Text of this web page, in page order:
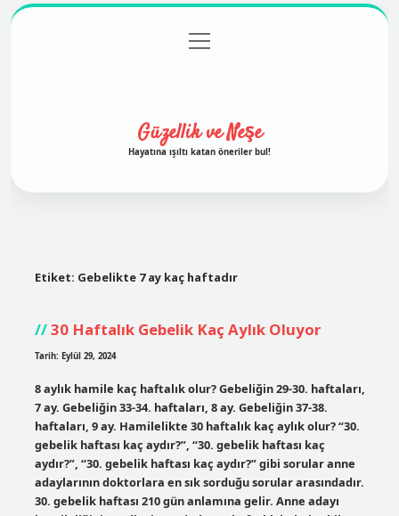
Gizlilik Politikası
menüyü
aç
Güzellik ve Neşe
Hayatına ışıltı katan öneriler bul!
Etiket: Gebelikte 7 ay kaç haftadır
30 Haftalık Gebelik Kaç Aylık Oluyor
Tarih: Eylül 29, 2024
8 aylık hamile kaç haftalık olur? Gebeliğin 29-30. haftaları,
7 ay. Gebeliğin 33-34. haftaları, 8 ay. Gebeliğin 37-38.
haftaları, 9 ay. Hamilelikte 30 haftalık kaç aylık olur? “30.
gebelik haftası kaç aydır?”, “30. gebelik haftası kaç
aydır?”, “30. gebelik haftası kaç aydır?” gibi sorular anne
adaylarının doktorlara en sık sorduğu sorular arasındadır.
30. gebelik haftası 210 gün anlamına gelir. Anne adayı